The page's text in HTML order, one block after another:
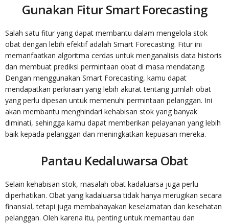
Gunakan Fitur Smart Forecasting
Salah satu fitur yang dapat membantu dalam mengelola stok
obat dengan lebih efektif adalah Smart Forecasting. Fitur ini
memanfaatkan algoritma cerdas untuk menganalisis data historis
dan membuat prediksi permintaan obat di masa mendatang.
Dengan menggunakan Smart Forecasting, kamu dapat
mendapatkan perkiraan yang lebih akurat tentang jumlah obat
yang perlu dipesan untuk memenuhi permintaan pelanggan. Ini
akan membantu menghindari kehabisan stok yang banyak
diminati, sehingga kamu dapat memberikan pelayanan yang lebih
baik kepada pelanggan dan meningkatkan kepuasan mereka.
Pantau Kedaluwarsa Obat
Selain kehabisan stok, masalah obat kadaluarsa juga perlu
diperhatikan. Obat yang kadaluarsa tidak hanya merugikan secara
finansial, tetapi juga membahayakan keselamatan dan kesehatan
pelanggan. Oleh karena itu, penting untuk memantau dan